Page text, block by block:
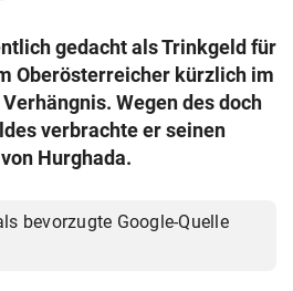
gedacht als Trinkgeld für
Oberösterreicher kürzlich im
Wegen des doch
verbrachte er seinen
Hurghada.
bevorzugte Google-Quelle